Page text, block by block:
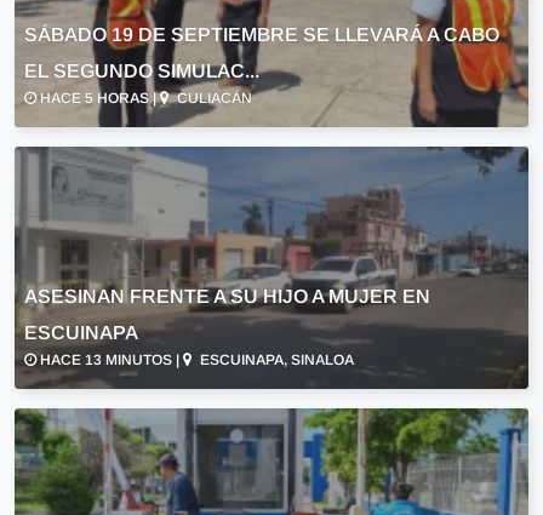
SÁBADO 19 DE SEPTIEMBRE SE LLEVARÁ A CABO
EL SEGUNDO SIMULAC...
HACE 5 HORAS | CULIACÁN
ASESINAN FRENTE A SU HIJO A MUJER EN
ESCUINAPA
HACE 13 MINUTOS | ESCUINAPA, SINALOA